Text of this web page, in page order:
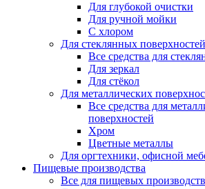
Для глубокой очистки
Для ручной мойки
С хлором
Для стеклянных поверхностей
Все средства для
Для зеркал
Для стёкол
Для металлических
Все средства для
поверхностей
Хром
Цветные металлы
Для оргтехники, офисной
Пищевые производства
Все для пищевых производств